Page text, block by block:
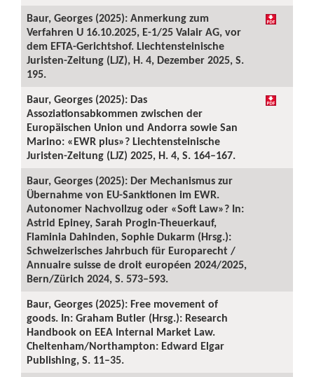
Baur, Georges (2025): Anmerkung zum
Verfahren U 16.10.2025, E-1/25 Valair AG, vor
dem EFTA-Gerichtshof. Liechtensteinische
Juristen-Zeitung (LJZ), H. 4, Dezember 2025, S.
195.
Baur, Georges (2025): Das
Assoziationsabkommen zwischen der
Europäischen Union und Andorra sowie San
Marino: «EWR plus»? Liechtensteinische
Juristen-Zeitung (LJZ) 2025, H. 4, S. 164–167.
Baur, Georges (2025): Der Mechanismus zur
Übernahme von EU-Sanktionen im EWR.
Autonomer Nachvollzug oder «Soft Law»? In:
Astrid Epiney, Sarah Progin-Theuerkauf,
Flaminia Dahinden, Sophie Dukarm (Hrsg.):
Schweizerisches Jahrbuch für Europarecht /
Annuaire suisse de droit européen 2024/2025,
Bern/Zürich 2024, S. 573–593.
Baur, Georges (2025): Free movement of
goods. In: Graham Butler (Hrsg.): Research
Handbook on EEA Internal Market Law.
Cheltenham/Northampton: Edward Elgar
Publishing, S. 11–35.